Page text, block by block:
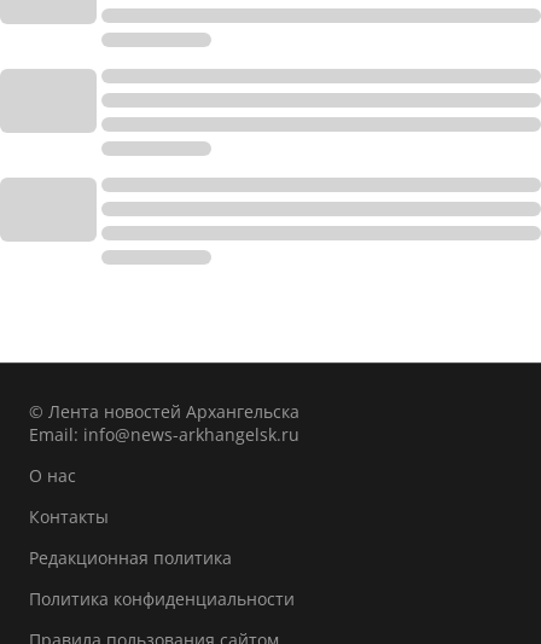
© Лента новостей Архангельска
Email: info@news-arkhangelsk.ru
О нас
Контакты
Редакционная политика
Политика конфиденциальности